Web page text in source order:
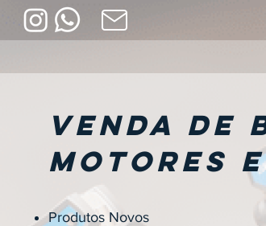
Venda de
Motores
Produtos Novos